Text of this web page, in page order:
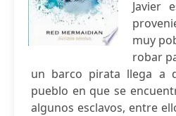
Javier
muy
robar
un barco pirata llega a
pueblo en que se
algunos esclavos, entre